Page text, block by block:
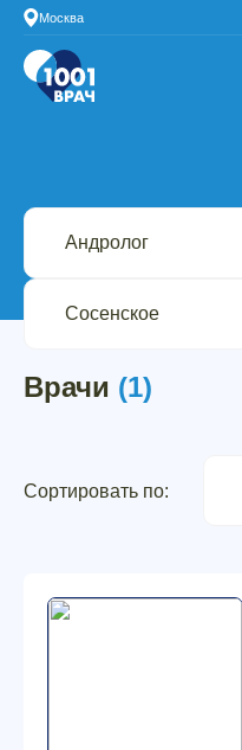
Москва
Врачи (1)
Сортировать по: